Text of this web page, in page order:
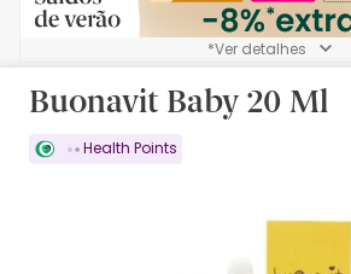
*Ver detalhes
Buonavit Baby 20 Ml
Health Points